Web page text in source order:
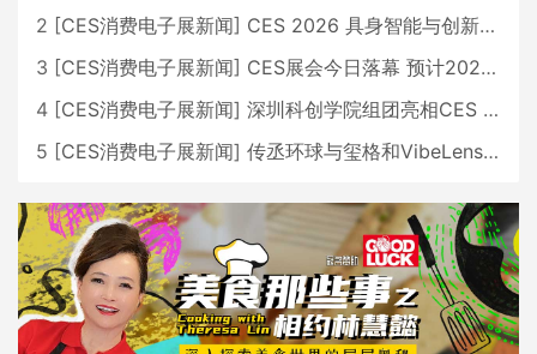
2 [CES消费电子展新闻] CES 2026 具身智能与创新领域 中国公司大放异彩
3 [CES消费电子展新闻] CES展会今日落幕 预计2026行业收入将超五千亿美元
4 [CES消费电子展新闻] 深圳科创学院组团亮相CES 广受好评
5 [CES消费电子展新闻] 传丞环球与玺格和VibeLens共同推出全新耳机